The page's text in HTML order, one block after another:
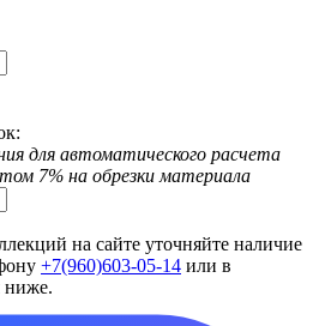
для автоматического расчета
7% на обрезки материала
на сайте уточняйте наличие
+7(960)603-05-14 или в
ниже.